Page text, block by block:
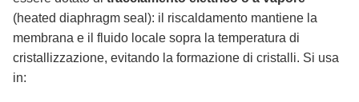
(heated diaphragm seal): il riscaldamento mantiene la
membrana e il fluido locale sopra la temperatura di
cristallizzazione, evitando la formazione di cristalli. Si usa
in: